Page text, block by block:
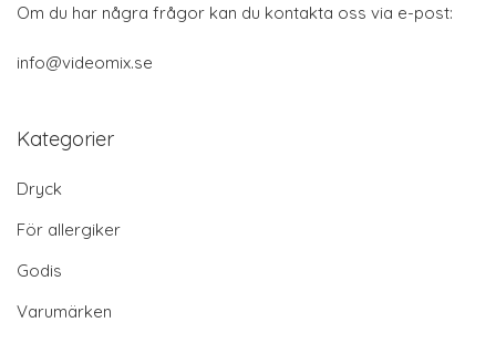
Om du har några frågor kan du kontakta oss via e-post:
info@videomix.se
Kategorier
Dryck
För allergiker
Godis
Varumärken